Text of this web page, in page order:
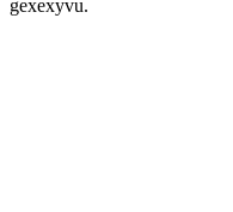
gexexyvu.